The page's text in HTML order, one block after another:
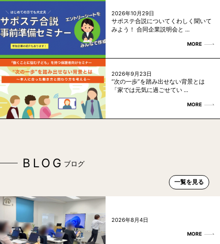
2026年10月29日
サポステ合説についてくわしく聞いて
みよう！ 合同企業説明会と ...
MORE
2026年9月23日
“次の一歩”を踏み出せない背景とは
「家では元気に過ごせてい ...
MORE
BLOG ブログ
一覧を見る
2026年8月4日
MORE